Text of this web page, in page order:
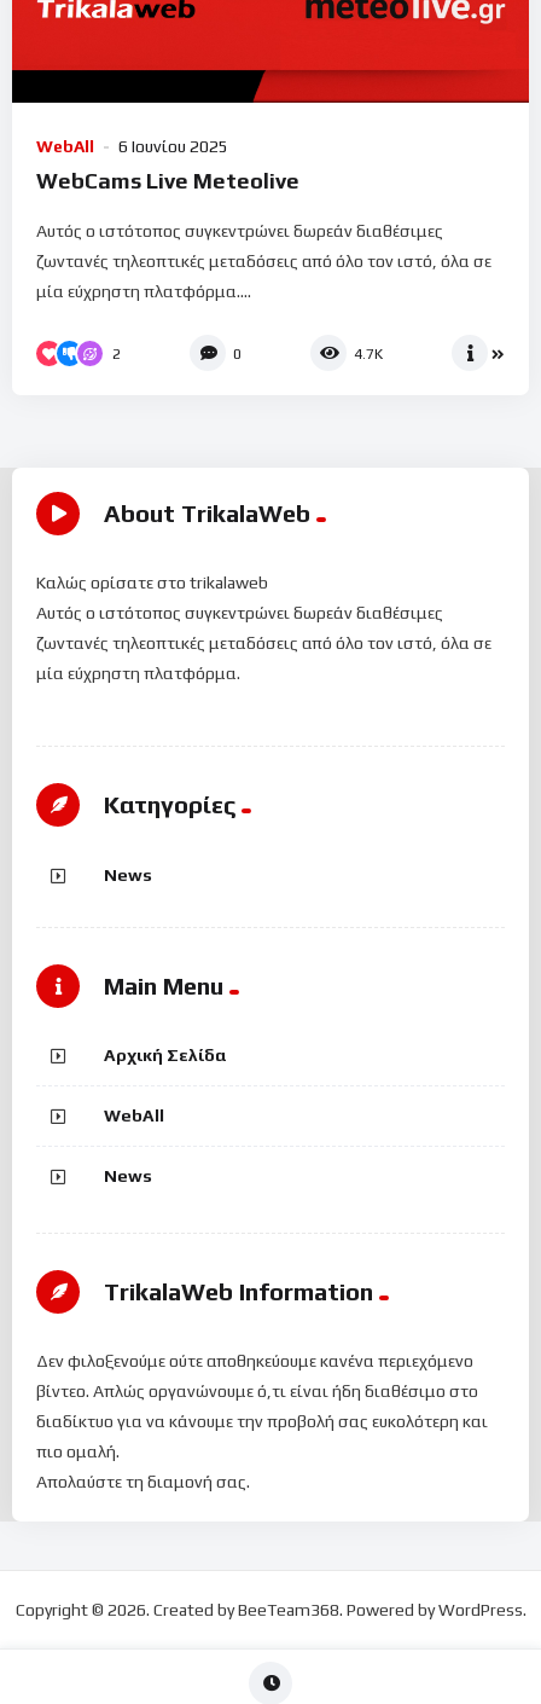
WebAll 6 Ιουνίου 2025
WebCams Live Meteolive
Αυτός ο ιστότοπος συγκεντρώνει δωρεάν διαθέσιμες
ζωντανές τηλεοπτικές μεταδόσεις από όλο τον ιστό, όλα σε
μία εύχρηστη πλατφόρμα....
2 0 4.7K
About TrikalaWeb
Καλώς ορίσατε στο trikalaweb
Αυτός ο ιστότοπος συγκεντρώνει δωρεάν διαθέσιμες
ζωντανές τηλεοπτικές μεταδόσεις από όλο τον ιστό, όλα σε
μία εύχρηστη πλατφόρμα.
Kατηγορίες
News
Main Menu
Αρχική Σελίδα
WebAll
News
TrikalaWeb Ιnformation
Δεν φιλοξενούμε ούτε αποθηκεύουμε κανένα περιεχόμενο
βίντεο. Απλώς οργανώνουμε ό,τι είναι ήδη διαθέσιμο στο
διαδίκτυο για να κάνουμε την προβολή σας ευκολότερη και
πιο ομαλή.
Απολαύστε τη διαμονή σας.
Copyright © 2026. Created by BeeTeam368. Powered by WordPress.